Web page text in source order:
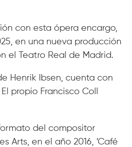
con esta ópera encargo,
en una nueva producción
el Teatro Real de Madrid.
Henrik Ibsen, cuenta con
propio Francisco Coll
del compositor
Arts, en el año 2016, ‘Café